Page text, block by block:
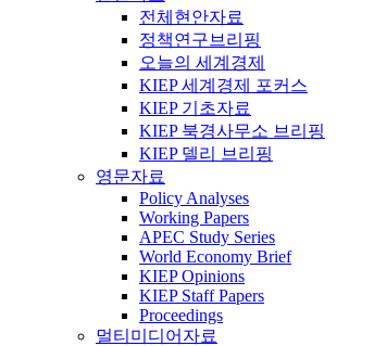
전체현안자료
정책연구브리핑
오늘의 세계경제
KIEP 세계경제 포커스
KIEP 기초자료
KIEP 북경사무소 브리핑
KIEP 델리 브리핑
영문자료
Policy Analyses
Working Papers
APEC Study Series
World Economy Brief
KIEP Opinions
KIEP Staff Papers
Proceedings
멀티미디어자료